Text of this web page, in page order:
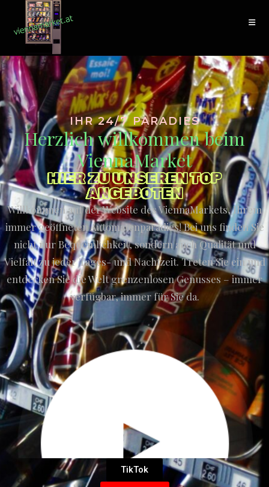
IHR 24/7 PARADIES
Herzlich willkommen beim
ViennaMarket
HIER ZU UNSEREN TOP
ANGEBOTEN
Willkommen auf der Website des ViennaMarkets, Ihrem
immer geöffneten Automatenparadies! Bei uns finden Sie
nicht nur Bequemlichkeit, sondern auch Qualität und
Vielfalt zu jeder Tages- und Nachtzeit. Treten Sie ein und
entdecken Sie die Welt grenzenlosen Genusses – immer
verfügbar, immer für Sie da.
TikTok